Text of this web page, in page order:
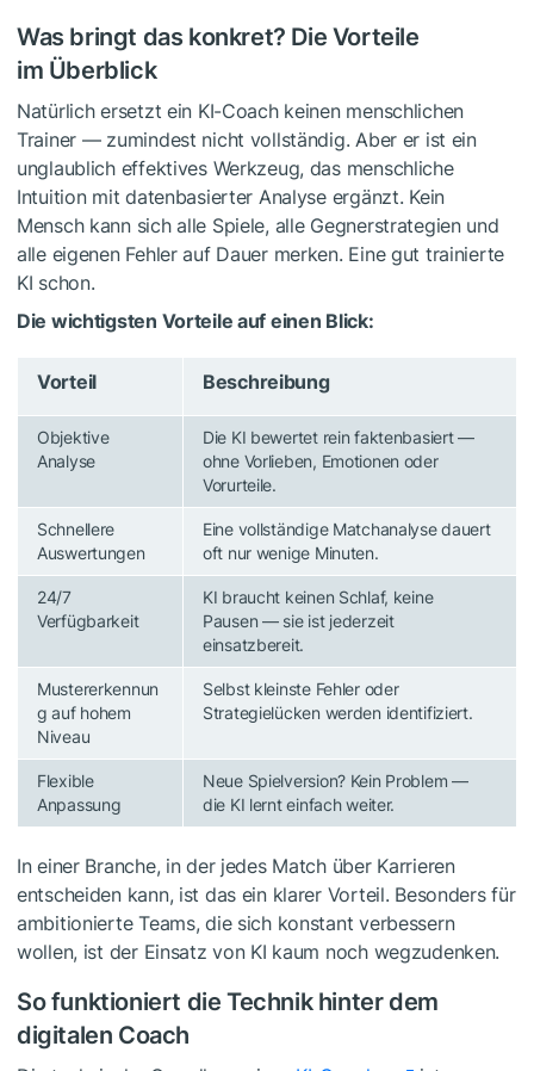
Was bringt das konkret? Die Vorteile
im Überblick
Natürlich ersetzt ein KI-Coach keinen menschlichen
Trainer — zumindest nicht vollständig. Aber er ist ein
unglaublich effektives Werkzeug, das menschliche
Intuition mit datenbasierter Analyse ergänzt. Kein
Mensch kann sich alle Spiele, alle Gegnerstrategien und
alle eigenen Fehler auf Dauer merken. Eine gut trainierte
KI schon.
Die wichtigsten Vorteile auf einen Blick:
Vorteil Beschreibung
Objektive
Analyse
Die KI bewertet rein faktenbasiert —
ohne Vorlieben, Emotionen oder
Vorurteile.
Schnellere
Auswertungen
Eine vollständige Matchanalyse dauert
oft nur wenige Minuten.
24/7
Verfügbarkeit
KI braucht keinen Schlaf, keine
Pausen — sie ist jederzeit
einsatzbereit.
Mustererkennun
g auf hohem
Niveau
Selbst kleinste Fehler oder
Strategielücken werden identifiziert.
Flexible
Anpassung
Neue Spielversion? Kein Problem —
die KI lernt einfach weiter.
In einer Branche, in der jedes Match über Karrieren
entscheiden kann, ist das ein klarer Vorteil. Besonders für
ambitionierte Teams, die sich konstant verbessern
wollen, ist der Einsatz von KI kaum noch wegzudenken.
So funktioniert die Technik hinter dem
digitalen Coach